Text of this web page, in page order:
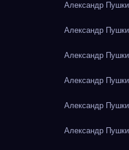
Александр
Александр
Александр
Александр
Александр
Александр